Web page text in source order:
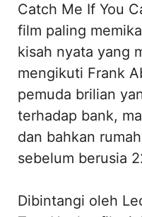
Catch Me If You
film paling
kisah nyata yang
mengikuti Frank
pemuda brilian
terhadap bank,
dan bahkan
sebelum berusia
Dibintangi oleh